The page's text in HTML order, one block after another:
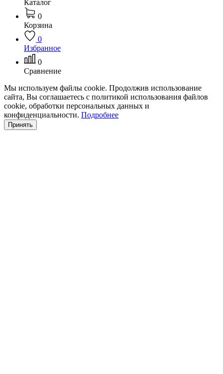
Каталог
0
Корзина
0
Избранное
0
Сравнение
Мы используем файлы cookie. Продолжив использование
сайта, Вы соглашаетесь с политикой использования файлов
cookie, обработки персональных данных и
конфиденциальности. Подробнее
Принять